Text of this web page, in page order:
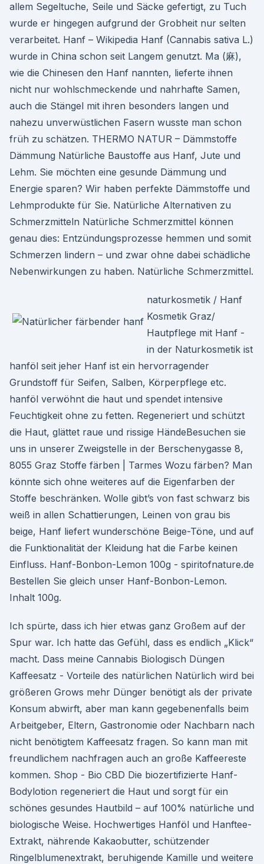
allem Segeltuche, Seile und Säcke gefertigt, zu Tuch
wurde er hingegen aufgrund der Grobheit nur selten
verarbeitet. Hanf – Wikipedia Hanf (Cannabis sativa L.)
wurde in China schon seit Langem genutzt. Ma (麻),
wie die Chinesen den Hanf nannten, lieferte ihnen
nicht nur wohlschmeckende und nahrhafte Samen,
auch die Stängel mit ihren besonders langen und
nahezu unverwüstlichen Fasern wusste man schon
früh zu schätzen. THERMO NATUR – Dämmstoffe
Dämmung Natürliche Baustoffe aus Hanf, Jute und
Lehm. Sie möchten eine gesunde Dämmung und
Energie sparen? Wir haben perfekte Dämmstoffe und
Lehmprodukte für Sie. Natürliche Alternativen zu
Schmerzmitteln Natürliche Schmerzmittel können
genau dies: Entzündungsprozesse hemmen und somit
Schmerzen lindern – und zwar ohne dabei schädliche
Nebenwirkungen zu haben. Natürliche Schmerzmittel.
naturkosmetik / Hanf
Kosmetik Graz/
Hautpflege mit Hanf -
in der Naturkosmetik ist
hanföl seit jeher Hanf ist ein hervorragender
Grundstoff für Seifen, Salben, Körperpflege etc.
hanföl verwöhnt die haut und spendet intensive
Feuchtigkeit ohne zu fetten. Regeneriert und schützt
die Haut, glättet raue und rissige HändeBesuchen sie
uns in unserer Zweigstelle in der Berschenygasse 8,
8055 Graz Stoffe färben | Tarmes Wozu färben? Man
könnte sich ohne weiteres auf die Eigenfarben der
Stoffe beschränken. Wolle gibt’s von fast schwarz bis
weiß in allen Schattierungen, Leinen von grau bis
beige, Hanf liefert wunderschöne Beige-Töne, und auf
die Funktionalität der Kleidung hat die Farbe keinen
Einfluss. Hanf-Bonbon-Lemon 100g - spiritofnature.de
Bestellen Sie gleich unser Hanf-Bonbon-Lemon.
Inhalt 100g.
Ich spürte, dass ich hier etwas ganz Großem auf der
Spur war. Ich hatte das Gefühl, dass es endlich „Klick“
macht. Dass meine Cannabis Biologisch Düngen
Kaffeesatz - Vorteile des natürlichen Natürlich wird bei
größeren Grows mehr Dünger benötigt als der private
Konsum abwirft, aber man kann gegebenenfalls beim
Arbeitgeber, Eltern, Gastronomie oder Nachbarn nach
nicht benötigtem Kaffeesatz fragen. So kann man mit
freundlichem nachfragen auch an große Kaffeereste
kommen. Shop - Bio CBD Die biozertifizierte Hanf-
Bodylotion regeneriert die Haut und sorgt für ein
schönes gesundes Hautbild – auf 100% natürliche und
biologische Weise. Hochwertiges Hanföl und Hanftee-
Extrakt, nährende Kakaobutter, schützender
Ringelblumenextrakt, beruhigende Kamille und weitere